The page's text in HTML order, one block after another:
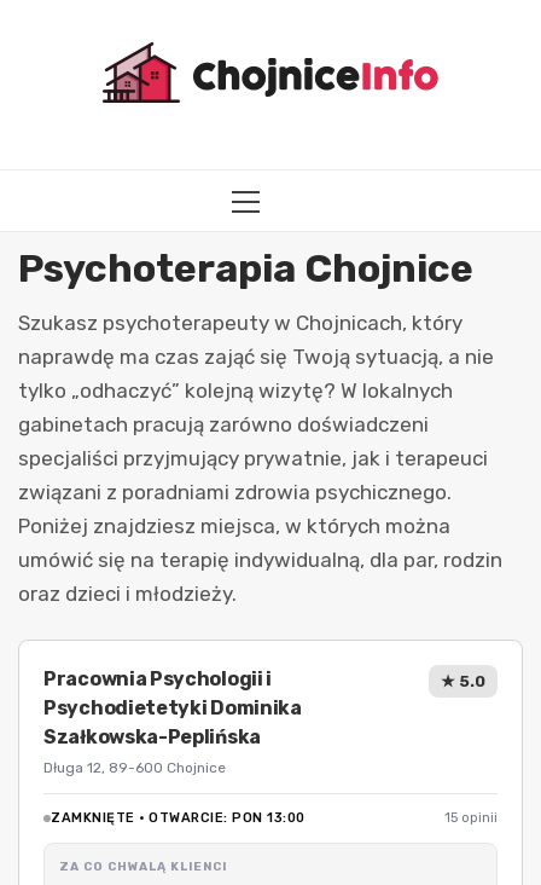
MENU
Psychoterapia Chojnice
Szukasz psychoterapeuty w Chojnicach, który
naprawdę ma czas zająć się Twoją sytuacją, a nie
tylko „odhaczyć” kolejną wizytę? W lokalnych
gabinetach pracują zarówno doświadczeni
specjaliści przyjmujący prywatnie, jak i terapeuci
związani z poradniami zdrowia psychicznego.
Poniżej znajdziesz miejsca, w których można
umówić się na terapię indywidualną, dla par, rodzin
oraz dzieci i młodzieży.
Pracownia Psychologii i
Psychodietetyki Dominika
Szałkowska-Peplińska
Długa 12, 89-600 Chojnice
★ 5.0
ZAMKNIĘTE · OTWARCIE: PON 13:00 15 opinii
ZA CO CHWALĄ KLIENCI